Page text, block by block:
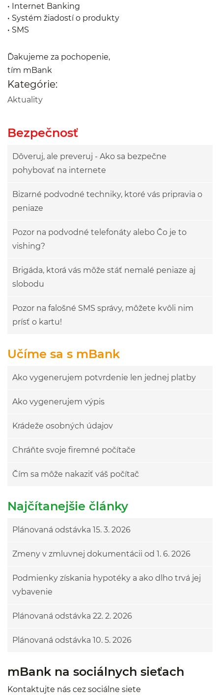
• Internet Banking
• Systém žiadostí o produkty
• SMS
Ďakujeme za pochopenie,
tím mBank
Kategórie:
Aktuality
Bezpečnosť
Dôveruj, ale preveruj - Ako sa bezpečne
pohybovať na internete
Bizarné podvodné techniky, ktoré vás pripravia o
peniaze
Pozor na podvodné telefonáty alebo Čo je to
vishing?
Brigáda, ktorá vás môže stáť nemalé peniaze aj
slobodu
Pozor na falošné SMS správy, môžete kvôli nim
prísť o kartu!
Učíme sa s mBank
Ako vygenerujem potvrdenie len jednej platby
Ako vygenerujem výpis
Krádeže osobných údajov
Chráňte svoje firemné počítače
Čím sa môže nakaziť váš počítač
Najčítanejšie články
Plánovaná odstávka 15. 3. 2026
Zmeny v zmluvnej dokumentácii od 1. 6. 2026
Podmienky získania hypotéky a ako dlho trvá jej
vybavenie
Plánovaná odstávka 22. 2. 2026
Plánovaná odstávka 10. 5. 2026
mBank na sociálnych sieťach
Kontaktujte nás cez sociálne siete